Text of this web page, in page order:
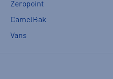
Zeropoint
CamelBak
Vans